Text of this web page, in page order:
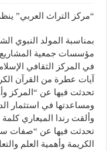
“مركز التراث العربي”
بمناسبة المولد النبوي
مؤسسات جمعية المشاريع
في المركز الثقافي
آيات عطرة من القرآن
تحدثت فيها عن “المركز
ومساعدتها في استثمار
وألقت رندا الميعاري
تحدثت فيها عن “صفات
الكريمة وأهمية العلم